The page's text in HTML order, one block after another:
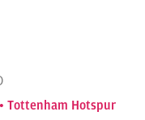
Tottenham Hotspur